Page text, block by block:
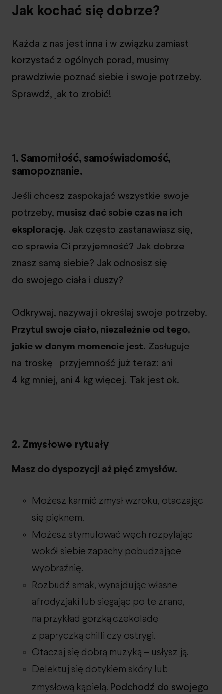
Jak kochać się dobrze?
Każda z nas jest inna i w związku zamiast
korzystać z ogólnych porad, musimy
prawdziwie poznać siebie i swoje potrzeby.
Sprawdź, jak to zrobić!
1. Samomiłość, samoświadomość,
samopoznanie.
Jeśli chcesz zaspokajać wszystkie swoje
potrzeby, musisz dać sobie czas na ich
eksplorację. Jak często zastanawiasz się,
co sprawia Ci przyjemność? Jak dobrze
znasz samą siebie? Jak odnosisz się
do swojego ciała i duszy?
Odkrywaj, nazywaj i określaj swoje potrzeby.
Przytul swoje ciało, niezależnie od tego,
jakie w danym momencie jest. Zasługuje
na troskę i przyjemność już teraz: ani
4 kg mniej, ani 4 kg więcej. Tak jest ok.
2. Zmysłowe rytuały
Masz do dyspozycji aż pięć zmysłów.
Możesz karmić zmysł wzroku, otaczając
się pięknem.
Możesz stymulować węch rozpylając
wokół siebie zapachy pobudzające
wyobraźnię.
Rozbudź smak, wynajdując własne
afrodyzjaki lub sięgając po te znane,
na przykład gorzką czekoladę
z papryczką chilli czy ostrygi.
Otaczaj się dobrą muzyką – usłysz ją.
Delektuj się dotykiem skóry lub
zmysłową kąpielą. Podchodź do swojego